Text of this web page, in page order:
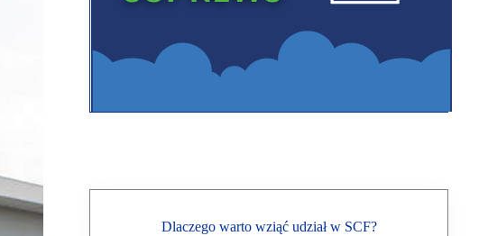
Dlaczego warto wziąć udział w SCF?